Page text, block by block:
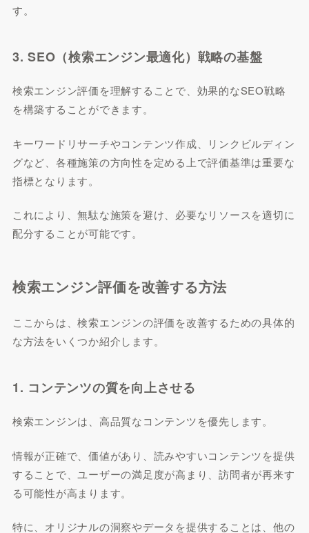
す。
3. SEO（検索エンジン最適化）戦略の基盤
検索エンジン評価を理解することで、効果的なSEO戦略
を構築することができます。
キーワードリサーチやコンテンツ作成、リンクビルディン
グなど、各種施策の方向性を定める上で評価基準は重要な
指標となります。
これにより、無駄な施策を避け、必要なリソースを適切に
配分することが可能です。
検索エンジン評価を改善する方法
ここからは、検索エンジンの評価を改善するための具体的
な方法をいくつか紹介します。
1. コンテンツの質を向上させる
検索エンジンは、高品質なコンテンツを優先します。
情報が正確で、価値があり、読みやすいコンテンツを提供
することで、ユーザーの満足度が高まり、訪問者が再来す
る可能性が高まります。
特に、オリジナルの洞察やデータを提供することは、他の